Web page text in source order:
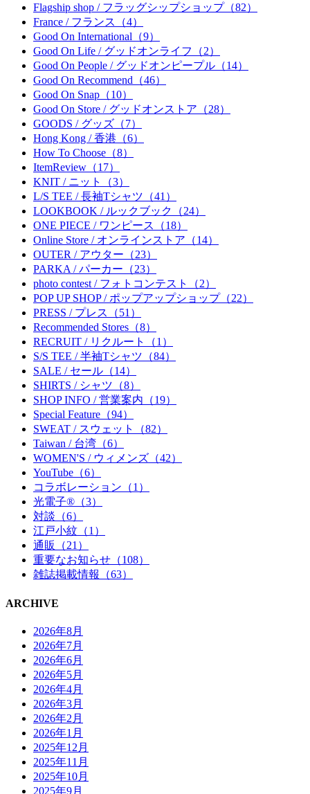
Flagship shop / フラッグシップショップ（82）
France / フランス（4）
Good On International（9）
Good On Life / グッドオンライフ（2）
Good On People / グッドオンピープル（14）
Good On Recommend（46）
Good On Snap（10）
Good On Store / グッドオンストア（28）
GOODS / グッズ（7）
Hong Kong / 香港（6）
How To Choose（8）
ItemReview（17）
KNIT / ニット（3）
L/S TEE / 長袖Tシャツ（41）
LOOKBOOK / ルックブック（24）
ONE PIECE / ワンピース（18）
Online Store / オンラインストア（14）
OUTER / アウター（23）
PARKA / パーカー（23）
photo contest / フォトコンテスト（2）
POP UP SHOP / ポップアップショップ（22）
PRESS / プレス（51）
Recommended Stores（8）
RECRUIT / リクルート（1）
S/S TEE / 半袖Tシャツ（84）
SALE / セール（14）
SHIRTS / シャツ（8）
SHOP INFO / 営業案内（19）
Special Feature（94）
SWEAT / スウェット（82）
Taiwan / 台湾（6）
WOMEN'S / ウィメンズ（42）
YouTube（6）
コラボレーション（1）
光電子®（3）
対談（6）
江戸小紋（1）
通販（21）
重要なお知らせ（108）
雑誌掲載情報（63）
ARCHIVE
2026年8月
2026年7月
2026年6月
2026年5月
2026年4月
2026年3月
2026年2月
2026年1月
2025年12月
2025年11月
2025年10月
2025年9月